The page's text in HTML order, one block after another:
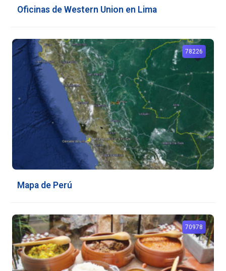
Oficinas de Western Union en Lima
Mapa de Perú
78226
70978